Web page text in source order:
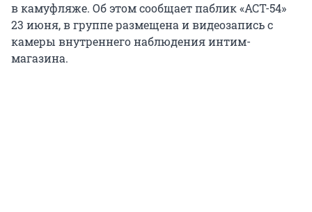
в камуфляже. Об этом сообщает паблик «АСТ-54»
23 июня, в группе размещена и видеозапись с
камеры внутреннего наблюдения интим-
магазина.